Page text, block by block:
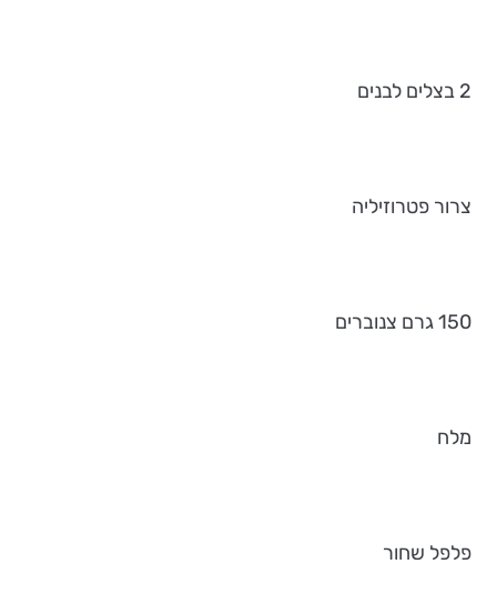
2 בצלים לבנים
צרור פטרוזיליה
150 גרם צנוברים
מלח
פלפל שחור